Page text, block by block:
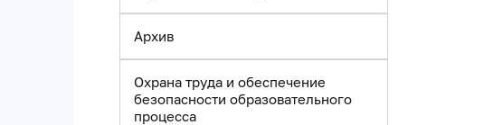
Архив
Охрана труда и обеспечение
безопасности образовательного
процесса